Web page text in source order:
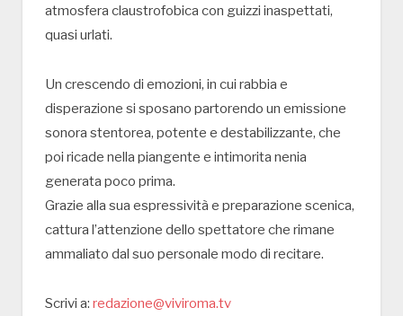
atmosfera claustrofobica con guizzi inaspettati,
quasi urlati.
Un crescendo di emozioni, in cui rabbia e
disperazione si sposano partorendo un emissione
sonora stentorea, potente e destabilizzante, che
poi ricade nella piangente e intimorita nenia
generata poco prima.
Grazie alla sua espressività e preparazione scenica,
cattura l’attenzione dello spettatore che rimane
ammaliato dal suo personale modo di recitare.
Scrivi a: redazione@viviroma.tv